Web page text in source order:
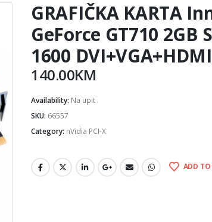
GRAFIČKA KARTA
GeForce GT710 2GB
1600
140.00KM
Availability: Na upit
SKU: 66557
Category: nVidia PCI-X
ADD